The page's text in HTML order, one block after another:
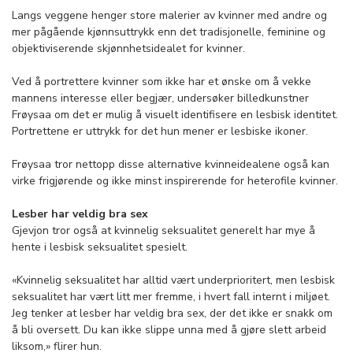
Langs veggene henger store malerier av kvinner med andre og
mer pågående kjønnsuttrykk enn det tradisjonelle, feminine og
objektiviserende skjønnhetsidealet for kvinner.
Ved å portrettere kvinner som ikke har et ønske om å vekke
mannens interesse eller begjær, undersøker billedkunstner
Frøysaa om det er mulig å visuelt identifisere en lesbisk identitet.
Portrettene er uttrykk for det hun mener er lesbiske ikoner.
Frøysaa tror nettopp disse alternative kvinneidealene også kan
virke frigjørende og ikke minst inspirerende for heterofile kvinner.
Lesber har veldig bra sex
Gjevjon tror også at kvinnelig seksualitet generelt har mye å
hente i lesbisk seksualitet spesielt.
«Kvinnelig seksualitet har alltid vært underprioritert, men lesbisk
seksualitet har vært litt mer fremme, i hvert fall internt i miljøet.
Jeg tenker at lesber har veldig bra sex, der det ikke er snakk om
å bli oversett. Du kan ikke slippe unna med å gjøre slett arbeid
liksom,» flirer hun.